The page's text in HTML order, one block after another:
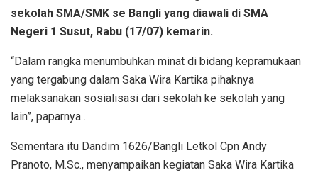
sekolah SMA/SMK se Bangli yang diawali di SMA
Negeri 1 Susut, Rabu (17/07) kemarin.
“Dalam rangka menumbuhkan minat di bidang kepramukaan
yang tergabung dalam Saka Wira Kartika pihaknya
melaksanakan sosialisasi dari sekolah ke sekolah yang
lain”, paparnya .
Sementara itu Dandim 1626/Bangli Letkol Cpn Andy
Pranoto, M.Sc., menyampaikan kegiatan Saka Wira Kartika